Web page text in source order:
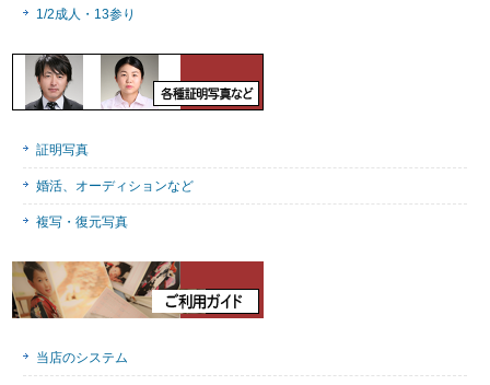
1/2成人・13参り
証明写真
婚活、オーディションなど
複写・復元写真
当店のシステム